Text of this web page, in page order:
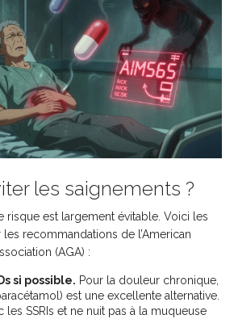
les saignements ?
risque est largement évitable. Voici les
recommandations de l’American
(AGA) :
si possible. Pour la douleur chronique,
est une excellente alternative.
les SSRIs et ne nuit pas à la muqueuse